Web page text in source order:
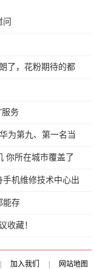
了，花粉期待的都
服务
为第九、第一名当
你所在城市覆盖了
机维修技术中心出
能存
收藏！
加入我们
网站地图